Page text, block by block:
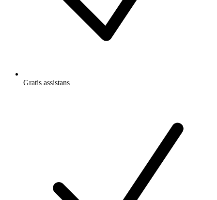
Gratis assistans